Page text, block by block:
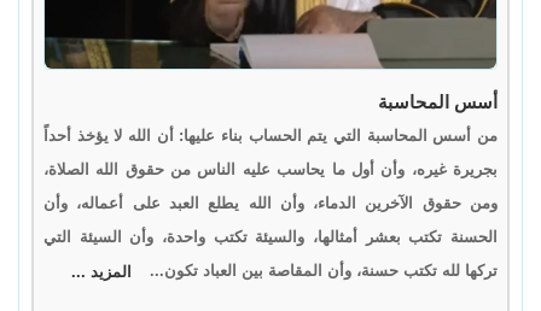
أسس المحاسبة
من أسس المحاسبة التي يتم الحساب بناء عليها: أن الله لا يؤخذ أحداً
بجريرة غيره، وأن أول ما يحاسب عليه الناس من حقوق الله الصلاة،
ومن حقوق الآخرين الدماء، وأن الله يطلع العبد على أعماله، وأن
الحسنة تكتب بعشر أمثالها، والسيئة تكتب واحدة، وأن السيئة التي
تركها لله تكتب حسنة، وأن المقاصة بين العباد تكون...
المزيد ...